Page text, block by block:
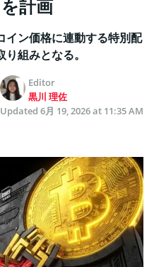
計画
イン価格に連動する特別配
組みとなる。
Editor
黒川 理佐
Updated 6月 19, 2026 at 11:35 AM